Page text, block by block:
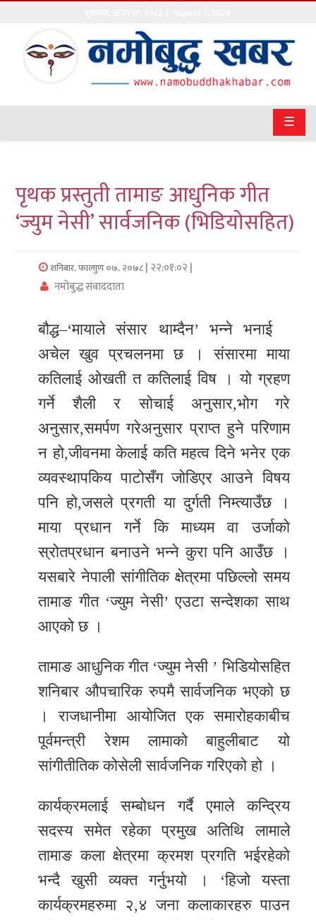
गृहपृष्ठ
राजनीति
अर्थवाणिज्य
अन्तराष्ट्रिय
प्रविधि
साहित्य
नमोबुद्ध
टिभी
English
☰
पृथक प्रस्तुती तामाङ आधुनिक गीत
‘ज्युम नेसी’ सार्वजनिक (भिडियोसहित)
शनिबार, फाल्गुण ०७, २०७८| २२:०१:०२ |
नमोबुद्ध संवाददाता
बौद्ध–‘मायाले संसार थाम्दैन’ भन्ने भनाई
अचेल खुव प्रचलनमा छ । संसारमा माया
कतिलाई ओखती त कतिलाई विष । यो ग्रहण
गर्ने शैली र सोचाई अनुसार,भोग गरे
अनुसार,समर्पण गरेअनुसार प्राप्त हुने परिणाम
न हो,जीवनमा केलाई कति महत्व दिने भनेर एक
व्यवस्थापकिय पाटोसँग जोडिएर आउने विषय
पनि हो,जसले प्रगती या दुर्गती निम्त्याउँछ ।
माया प्रधान गर्ने कि माध्यम वा उर्जाको
स्रोतप्रधान बनाउने भन्ने कुरा पनि आउँछ ।
यसबारे नेपाली सांगीतिक क्षेत्रमा पछिल्लो समय
तामाङ गीत ‘ज्युम नेसी’ एउटा सन्देशका साथ
आएको छ ।
तामाङ आधुनिक गीत ‘ज्युम नेसी ’ भिडियोसहित
शनिबार औपचारिक रुपमै सार्वजनिक भएको छ
। राजधानीमा आयोजित एक समारोहकाबीच
पूर्वमन्त्री रेशम लामाको बाहुलीबाट यो
सांगीतीतिक कोसेली सार्वजनिक गरिएको हो ।
कार्यक्रमलाई सम्बोधन गर्दै एमाले कन्द्रिय
सदस्य समेत रहेका प्रमुख अतिथि लामाले
तामाङ कला क्षेत्रमा क्रमश प्रगति भईरहेको
भन्दै खुसी व्यक्त गर्नुभयो । ‘हिजो यस्ता
कार्यक्रमहरुमा २,४ जना कलाकारहरु पाउन